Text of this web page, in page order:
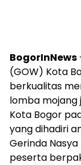
BogorInNews
(GOW) Kota
berkualitas
lomba mojang
Kota Bogor
yang dihadiri
Gerinda
peserta